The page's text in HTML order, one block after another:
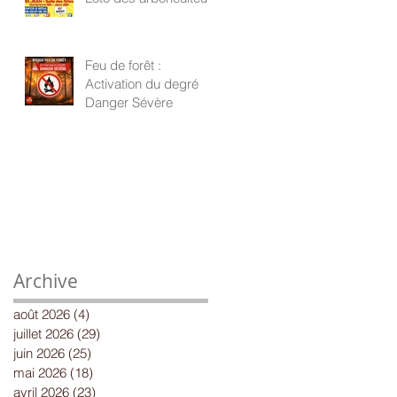
Feu de forêt :
Activation du degré
Danger Sévère
Archive
août 2026 (4)
juillet 2026 (29)
juin 2026 (25)
mai 2026 (18)
avril 2026 (23)